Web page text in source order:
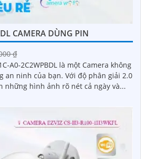
CAMERA DÙNG PIN
₫
A0-2C2WPBDL là một Camera không
bạn. Với độ phân giải 2.0
những hình ảnh rõ nét cả ngày và...